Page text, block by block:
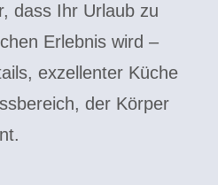
dass Ihr Urlaub zu
Erlebnis wird –
exzellenter Küche
der Körper